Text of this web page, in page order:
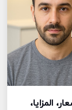
المزايا،